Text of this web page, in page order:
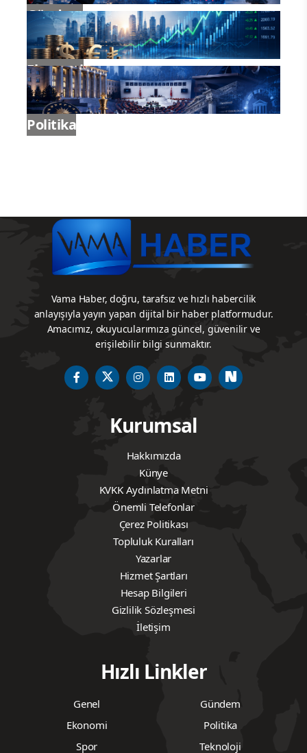
Gündem
Ekonomi
Politika
Vama Haber, doğru, tarafsız ve hızlı habercilik
anlayışıyla yayın yapan dijital bir haber platformudur.
Amacımız, okuyucularımıza güncel, güvenilir ve
erişilebilir bilgi sunmaktır.
Kurumsal
Hakkımızda
Künye
KVKK Aydınlatma Metni
Önemli Telefonlar
Çerez Politikası
Topluluk Kuralları
Yazarlar
Hizmet Şartları
Hesap Bilgileri
Gizlilik Sözleşmesi
İletişim
Hızlı Linkler
Genel
Gündem
Ekonomi
Politika
Spor
Teknoloji